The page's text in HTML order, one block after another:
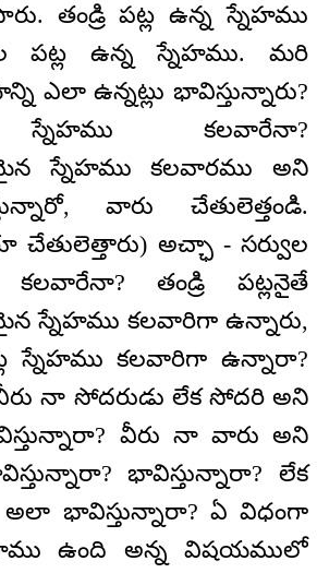
తండ్రి పట్ల ఉన్న స్నేహము
పట్ల ఉన్న స్నేహము. మరి
ఎలా ఉన్నట్లు భావిస్తున్నారు?
కలవారేనా?
స్నేహము కలవారము అని
వారు చేతులెత్తండి.
అచ్ఛా - సర్వుల
తండ్రి పట్లనైతే
స్నేహము కలవారిగా ఉన్నారు,
స్నేహము కలవారిగా ఉన్నారా?
నా సోదరుడు లేక సోదరి అని
వీరు నా వారు అని
భావిస్తున్నారా? లేక
అలా భావిస్తున్నారా? ఏ విధంగా
ఉంది అన్న విషయములో